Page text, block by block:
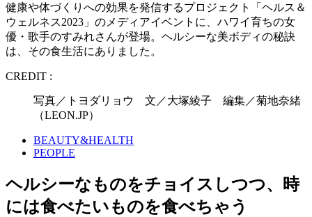
健康や体づくりへの効果を発信するプロジェクト「ヘルス＆
ウェルネス2023」のメディアイベントに、ハワイ育ちの女
優・歌手のすみれさんが登場。ヘルシーな美ボディの秘訣
は、その食生活にありました。
CREDIT :
写真／トヨダリョウ 文／大塚綾子 編集／菊地奈緒
（LEON.JP）
BEAUTY&HEALTH
PEOPLE
ヘルシーなものをチョイスしつつ、時
には食べたいものを食べちゃう